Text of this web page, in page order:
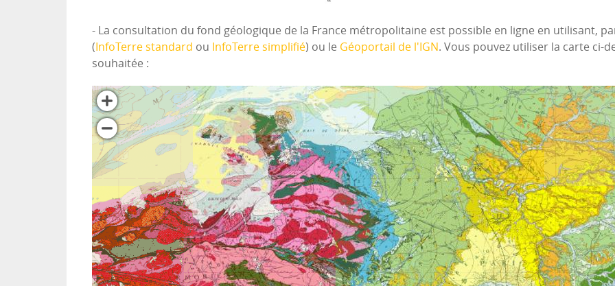
- La consultation du fond géologique de la France métropolitaine est possible en ligne en utilisant,
(InfoTerre standard ou InfoTerre simplifié) ou le Géoportail de l'IGN. Vous pouvez utiliser la carte ci-
souhaitée :